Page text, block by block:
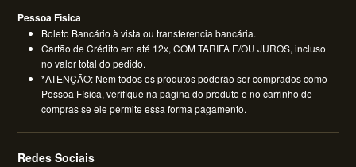
Pessoa Física
Boleto Bancário à vista ou transferencia bancária.
Cartão de Crédito em até 12x, COM TARIFA E/OU JUROS, incluso
no valor total do pedido.
*ATENÇÃO: Nem todos os produtos poderão ser comprados como
Pessoa Física, verifique na página do produto e no carrinho de
compras se ele permite essa forma pagamento.
Redes Sociais